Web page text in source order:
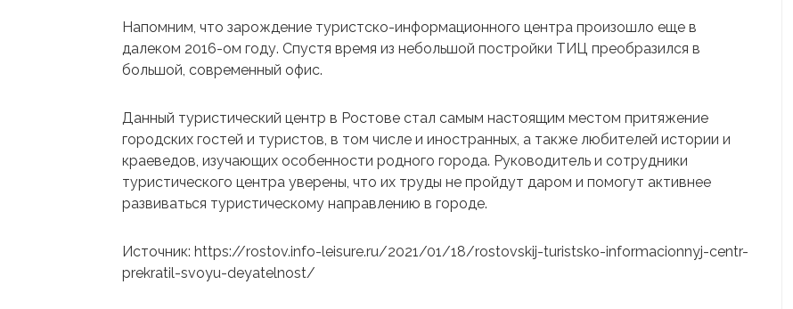
Напомним, что зарождение туристско-информационного центра произошло еще в
далеком 2016-ом году. Спустя время из небольшой постройки ТИЦ преобразился в
большой, современный офис.
Данный туристический центр в Ростове стал самым настоящим местом притяжение
городских гостей и туристов, в том числе и иностранных, а также любителей истории и
краеведов, изучающих особенности родного города. Руководитель и сотрудники
туристического центра уверены, что их труды не пройдут даром и помогут активнее
развиваться туристическому направлению в городе.
Источник: https://rostov.info-leisure.ru/2021/01/18/rostovskij-turistsko-informacionnyj-centr-
prekratil-svoyu-deyatelnost/